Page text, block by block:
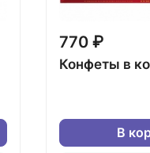
770 ₽
Конфеты в
В